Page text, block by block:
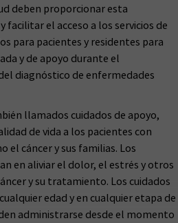
deben proporcionar esta
facilitar el acceso a los servicios de
para pacientes y residentes para
y de apoyo durante el
diagnóstico de enfermedades
llamados cuidados de apoyo,
de vida a los pacientes con
el cáncer y sus familias. Los
en aliviar el dolor, el estrés y otros
y su tratamiento. Los cuidados
edad y en cualquier etapa de
administrarse desde el momento